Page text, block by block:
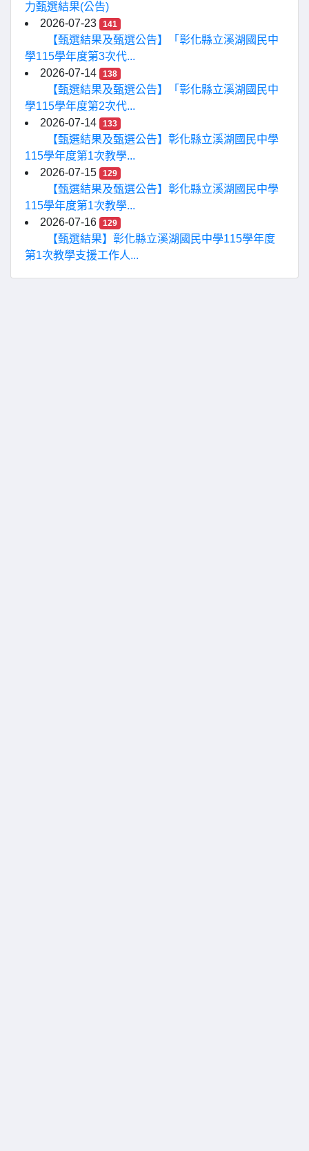
力甄選結果(公告)
2026-07-23
141
【甄選結果及甄選公告】「彰化縣立溪湖國民中
學115學年度第3次代...
2026-07-14
138
【甄選結果及甄選公告】「彰化縣立溪湖國民中
學115學年度第2次代...
2026-07-14
133
【甄選結果及甄選公告】彰化縣立溪湖國民中學
115學年度第1次教學...
2026-07-15
129
【甄選結果及甄選公告】彰化縣立溪湖國民中學
115學年度第1次教學...
2026-07-16
129
【甄選結果】彰化縣立溪湖國民中學115學年度
第1次教學支援工作人...